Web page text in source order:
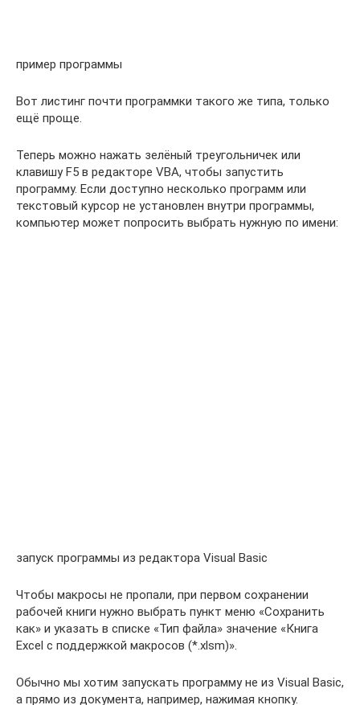
пример программы
Вот листинг почти программки такого же типа, только
ещё проще.
Теперь можно нажать зелёный треугольничек или
клавишу F5 в редакторе VBA, чтобы запустить
программу. Если доступно несколько программ или
текстовый курсор не установлен внутри программы,
компьютер может попросить выбрать нужную по имени:
запуск программы из редактора Visual Basic
Чтобы макросы не пропали, при первом сохранении
рабочей книги нужно выбрать пункт меню «Сохранить
как» и указать в списке «Тип файла» значение «Книга
Excel с поддержкой макросов (*.xlsm)».
Обычно мы хотим запускать программу не из Visual Basic,
а прямо из документа, например, нажимая кнопку.